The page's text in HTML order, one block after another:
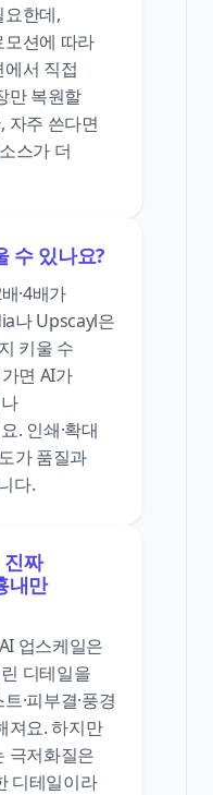
한데,
모션에 따라
서 직접
만 복원할
자주 쓴다면
스가 더
수 있나요?
·4배가
나 Upscayl은
키울 수
면 AI가
. 인쇄·확대
가 품질과
다.
짜
내만
업스케일은
디테일을
·피부결·풍경
져요. 하지만
극저화질은
디테일이라